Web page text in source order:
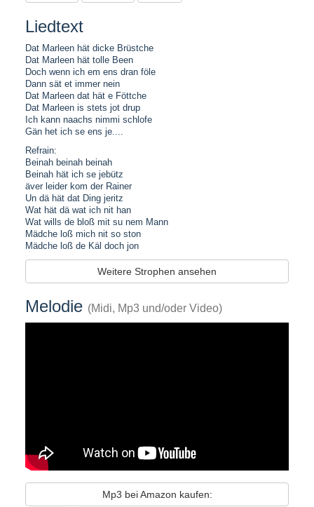
Liedtext
Dat Marleen hät dicke Brüstche
Dat Marleen hät tolle Been
Doch wenn ich em ens dran föle
Dann sät et immer nein
Dat Marleen dat hät e Föttche
Dat Marleen is stets jot drup
Ich kann naachs nimmi schlofe
Gän het ich se ens je....
Refrain:
Beinah beinah beinah
Beinah hät ich se jebütz
äver leider kom der Rainer
Un dä hät dat Ding jeritz
Wat hät dä wat ich nit han
Wat wills de bloß mit su nem Mann
Mädche loß mich nit so ston
Mädche loß de Käl doch jon
Weitere Strophen ansehen
Melodie (Midi, Mp3 und/oder Video)
Mp3 bei Amazon kaufen: